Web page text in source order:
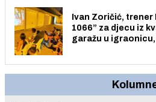
Ivan Zoričić, trener
1066” za djecu iz
garažu u